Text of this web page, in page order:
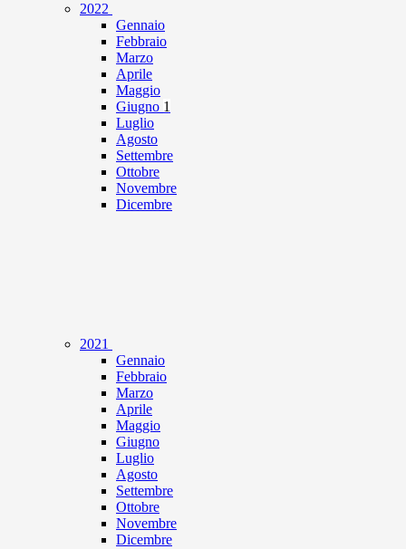
2022
Gennaio
Febbraio
Marzo
Aprile
Maggio
Giugno 1
Luglio
Agosto
Settembre
Ottobre
Novembre
Dicembre
2021
Gennaio
Febbraio
Marzo
Aprile
Maggio
Giugno
Luglio
Agosto
Settembre
Ottobre
Novembre
Dicembre